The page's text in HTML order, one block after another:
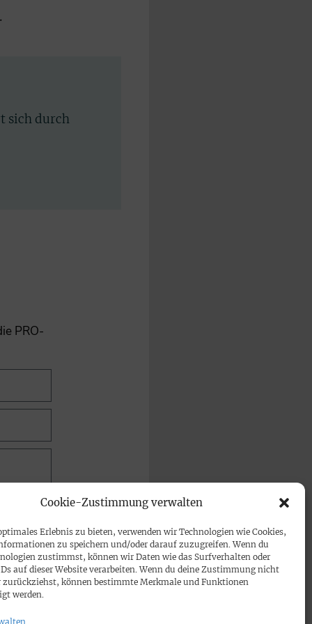
Cookie-Zustimmung verwalten
Erlebnis zu bieten, verwenden wir Technologien wie Cookies,
zu speichern und/oder darauf zuzugreifen. Wenn du
zustimmst, können wir Daten wie das Surfverhalten oder
auf dieser Website verarbeiten. Wenn du deine Zustimmung nicht
zurückziehst, können bestimmte Merkmale und Funktionen
werden.
sich durch
PRO-